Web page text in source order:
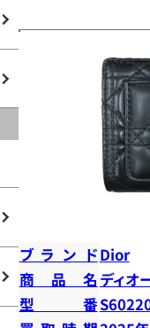
ブランドDior
商品名 ディオ
型番